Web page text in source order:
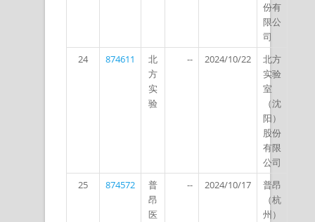
份有
限公
司
24
874611
北
方
实
验
-- 2024/10/22
北方
实验
室
（沈
阳）
股份
有限
公司
25
874572
普
昂
医
-- 2024/10/17
普昂
（杭
州）